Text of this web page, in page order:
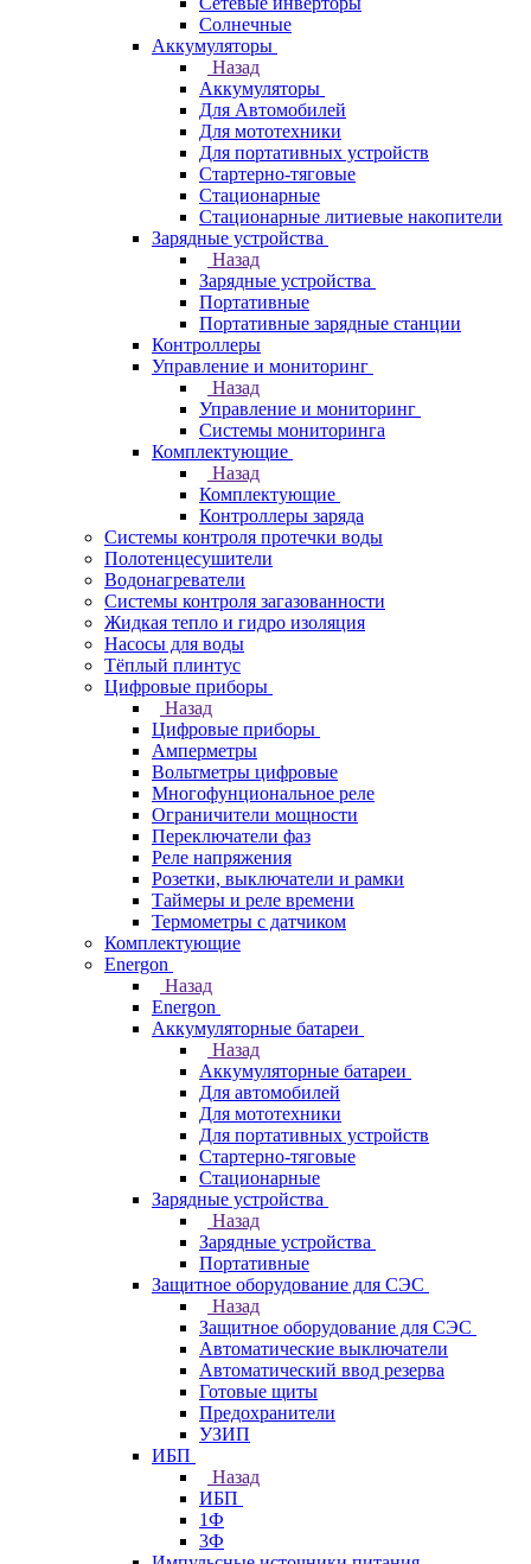
Солнечные
Аккумуляторы
Назад
Аккумуляторы
Для Автомобилей
Для мототехники
Для портативных устройств
Стартерно-тяговые
Стационарные
Стационарные литиевые накопители
Зарядные устройства
Назад
Зарядные устройства
Портативные
Портативные зарядные станции
Контроллеры
Управление и мониторинг
Назад
Управление и мониторинг
Системы мониторинга
Комплектующие
Назад
Комплектующие
Контроллеры заряда
Системы контроля протечки воды
Полотенцесушители
Водонагреватели
Системы контроля загазованности
Жидкая тепло и гидро изоляция
Насосы для воды
Тёплый плинтус
Цифровые приборы
Назад
Цифровые приборы
Амперметры
Вольтметры цифровые
Многофунциональное реле
Ограничители мощности
Переключатели фаз
Реле напряжения
Розетки, выключатели и рамки
Таймеры и реле времени
Термометры c датчиком
Комплектующие
Energon
Назад
Energon
Аккумуляторные батареи
Назад
Аккумуляторные батареи
Для автомобилей
Для мототехники
Для портативных устройств
Стартерно-тяговые
Стационарные
Зарядные устройства
Назад
Зарядные устройства
Портативные
Защитное оборудование для СЭС
Назад
Защитное оборудование для СЭС
Автоматические выключатели
Автоматический ввод резерва
Готовые щиты
Предохранители
УЗИП
ИБП
Назад
ИБП
1Ф
3Ф